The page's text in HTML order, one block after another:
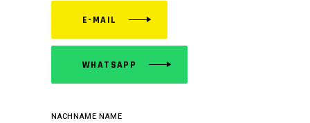
E-MAIL
WHATSAPP
NACHNAME NAME